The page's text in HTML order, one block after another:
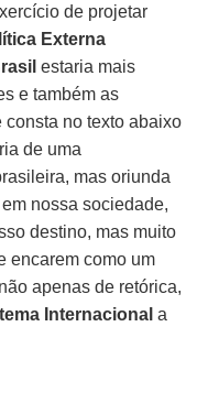
de projetar
Externa
estaria mais
e também as
no texto abaixo
de uma
mas oriunda
nossa sociedade,
destino, mas muito
encarem como um
apenas de retórica,
Internacional a